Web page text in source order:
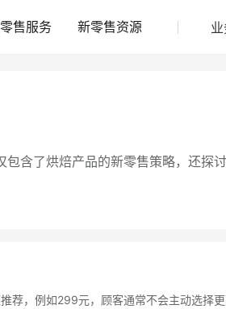
售服务 新零售资源
含了烘焙产品的新零售策略，还探
荐，例如299元，顾客通常不会主动选择